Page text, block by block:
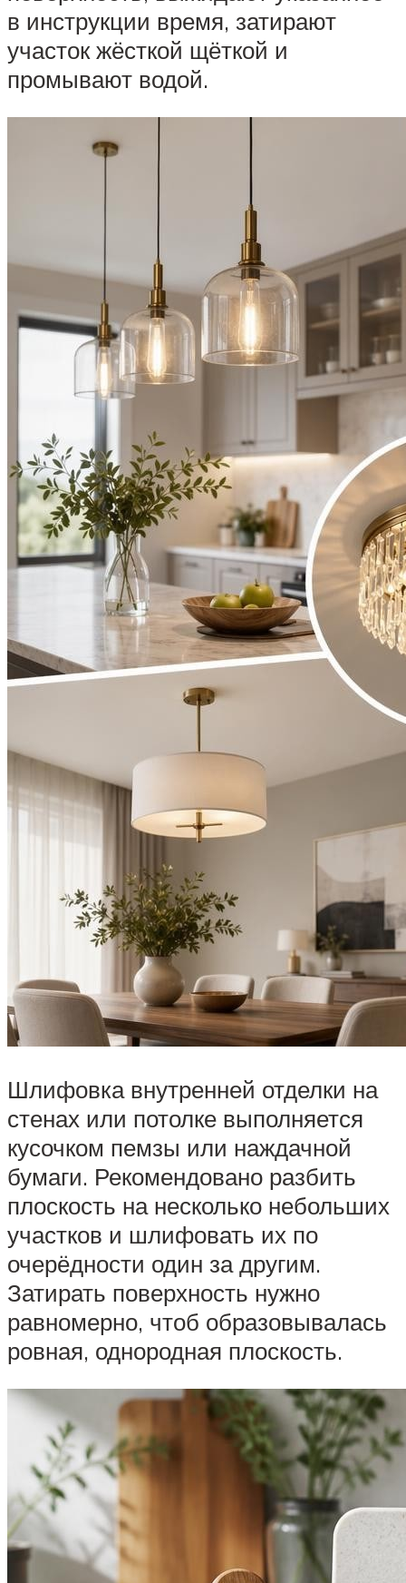
в инструкции время, затирают
участок жёсткой щёткой и
промывают водой.
Шлифовка внутренней отделки на
стенах или потолке выполняется
кусочком пемзы или наждачной
бумаги. Рекомендовано разбить
плоскость на несколько небольших
участков и шлифовать их по
очерёдности один за другим.
Затирать поверхность нужно
равномерно, чтоб образовывалась
ровная, однородная плоскость.